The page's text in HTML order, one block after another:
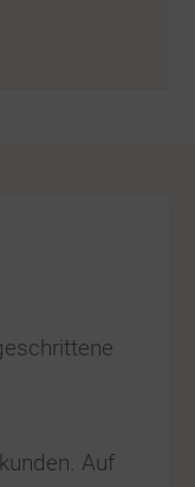
Auf